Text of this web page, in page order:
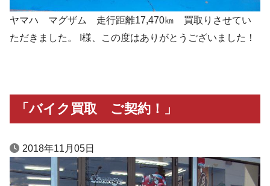
ヤマハ マグザム 走行距離17,470㎞ 買取りさせてい
ただきました。 I様、この度はありがとうございました！
「バイク買取 ご契約！」
2018年11月05日